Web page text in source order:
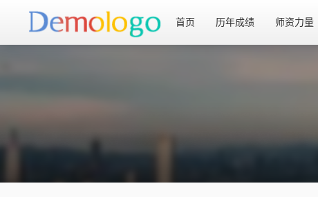
首页 历年成绩 师资力量